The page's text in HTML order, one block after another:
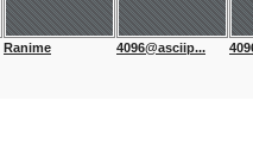
Ranime 4096@asciip...